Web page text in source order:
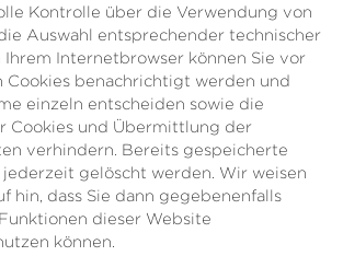
Kontrolle über die Verwendung von
Auswahl entsprechender technischer
Ihrem Internetbrowser können Sie vor
Cookies benachrichtigt werden und
einzeln entscheiden sowie die
Cookies und Übermittlung der
verhindern. Bereits gespeicherte
jederzeit gelöscht werden. Wir weisen
hin, dass Sie dann gegebenenfalls
dieser Website
können.